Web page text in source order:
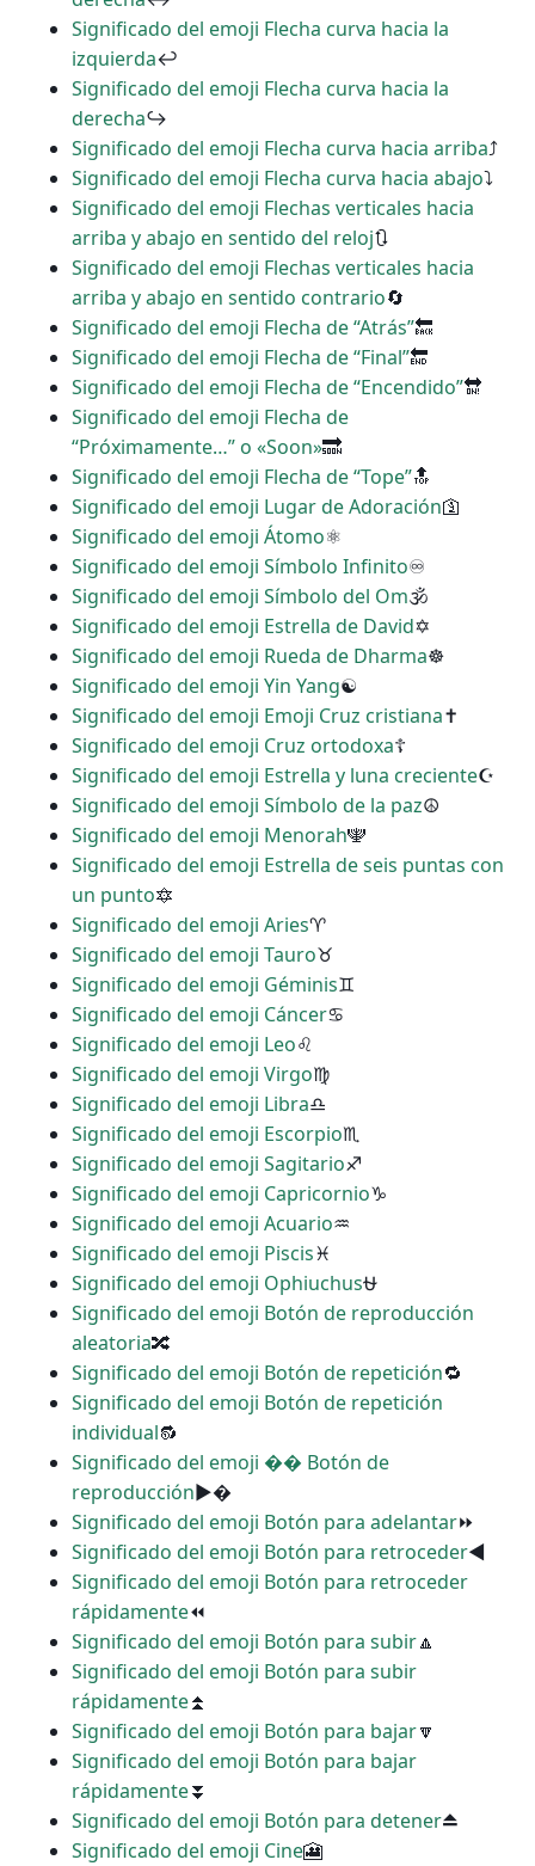
Significado del emoji Flecha curva hacia la
izquierda↩
Significado del emoji Flecha curva hacia la
derecha↪
Significado del emoji Flecha curva hacia arriba⤴
Significado del emoji Flecha curva hacia abajo⤵
Significado del emoji Flechas verticales hacia
arriba y abajo en sentido del reloj🔃
Significado del emoji Flechas verticales hacia
arriba y abajo en sentido contrario🔄
Significado del emoji Flecha de “Atrás”🔙
Significado del emoji Flecha de “Final”🔚
Significado del emoji Flecha de “Encendido”🔛
Significado del emoji Flecha de
“Próximamente…” o «Soon»🔜
Significado del emoji Flecha de “Tope”🔝
Significado del emoji Lugar de Adoración🛐
Significado del emoji Átomo⚛
Significado del emoji Símbolo Infinito♾
Significado del emoji Símbolo del Om🕉
Significado del emoji Estrella de David✡
Significado del emoji Rueda de Dharma☸
Significado del emoji Yin Yang☯
Significado del emoji Emoji Cruz cristiana✝
Significado del emoji Cruz ortodoxa☦
Significado del emoji Estrella y luna creciente☪
Significado del emoji Símbolo de la paz☮
Significado del emoji Menorah🕎
Significado del emoji Estrella de seis puntas con
un punto🔯
Significado del emoji Aries♈
Significado del emoji Tauro♉
Significado del emoji Géminis♊
Significado del emoji Cáncer♋
Significado del emoji Leo♌
Significado del emoji Virgo♍
Significado del emoji Libra♎
Significado del emoji Escorpio♏
Significado del emoji Sagitario♐
Significado del emoji Capricornio♑
Significado del emoji Acuario♒
Significado del emoji Piscis♓
Significado del emoji Ophiuchus⛎
Significado del emoji Botón de reproducción
aleatoria🔀
Significado del emoji Botón de repetición🔁
Significado del emoji Botón de repetición
individual🔂
Significado del emoji �� Botón de
reproducción▶�
Significado del emoji Botón para adelantar⏩
Significado del emoji Botón para retroceder◀
Significado del emoji Botón para retroceder
rápidamente⏪
Significado del emoji Botón para subir🔼
Significado del emoji Botón para subir
rápidamente⏫
Significado del emoji Botón para bajar🔽
Significado del emoji Botón para bajar
rápidamente⏬
Significado del emoji Botón para detener⏏
Significado del emoji Cine🎦